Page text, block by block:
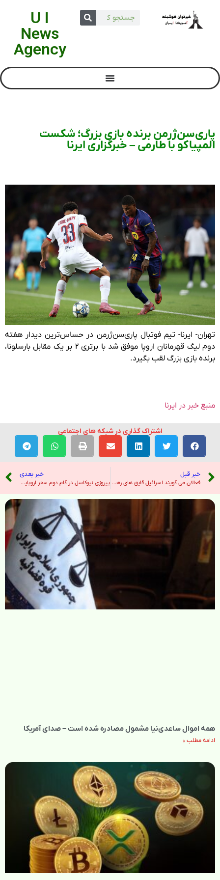
U I
News
Agency
پاری‌سن‌ژرمن برنده بازی بزرگ؛ شکست
المپیاکو با طارمی – خبرگزاری ایرنا
تهران- ایرنا- تیم فوتبال پاری‌سن‌ژرمن در حساس‌ترین دیدار هفته
دوم لیگ قهرمانان اروپا موفق شد با برتری ۲ بر یک مقابل بارسلونا،
برنده بازی بزرگ لقب بگیرد.
منبع خبر در ایرنا
اشتراک گذاری در شبکه های اجتماعی
خبر قبل
فعالان می گویند اسرائیل قایق های رهگیری شده با کمک به غزه حرکت کرده است – نیویورک تایمز
خبر بعدی
پیروزی نیوکاسل در گام دوم سفر اروپایی – خبرگزاری تسنیم
همه اموال ساعدی‌نیا مشمول مصادره شده است – صدای آمریکا
ادامه مطلب »